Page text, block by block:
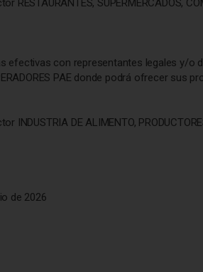
RESTAURANTES, SUPERMERCADOS,
efectivas con representantes legales y/o
PAE donde podrá ofrecer sus
INDUSTRIA DE ALIMENTO,
de 2026